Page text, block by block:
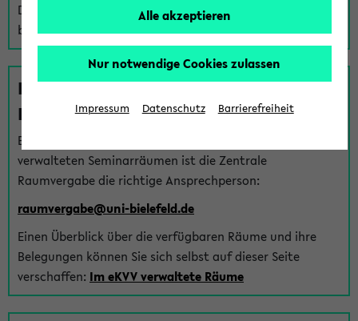
Detailseite zum Teilnahmemanagement der
betreffenden Veranstaltung.
Fragen zu im eKVV verwalteten
Räumen
Bei Fragen zur Vergabe von Hörsälen und vom eKVV
verwalteten Seminarräumen ist die Zentrale
Raumvergabe die richtige Ansprechperson:
raumvergabe@uni-bielefeld.de
Einen Überblick über die verfügbaren Räume und ihre
Belegungen können Sie sich selbst auf dieser Seite
verschaffen: Im eKVV verwaltete Räume
Alle akzeptieren
Nur notwendige Cookies zulassen
Impressum Datenschutz Barrierefreiheit